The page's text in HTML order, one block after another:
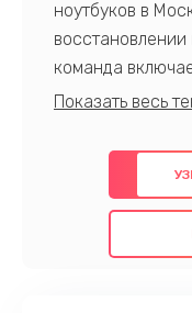
ноутбуков в
команда
предлагаем
также
проведенных